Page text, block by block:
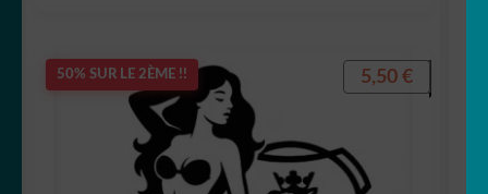
50% SUR LE 2ÈME !! 5,50 €